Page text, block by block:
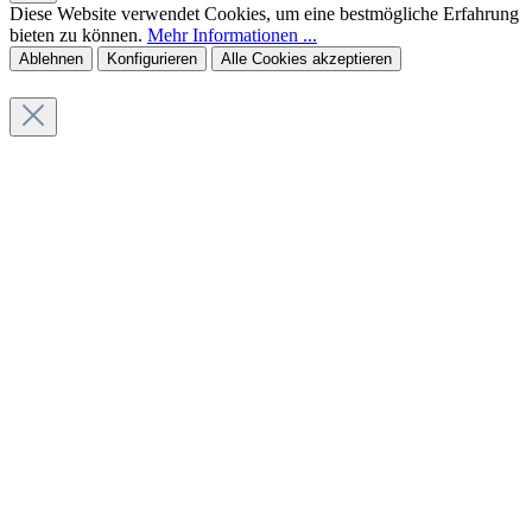
Diese Website verwendet Cookies, um eine bestmögliche Erfahrung
bieten zu können. Mehr Informationen ...
Ablehnen Konfigurieren Alle Cookies akzeptieren